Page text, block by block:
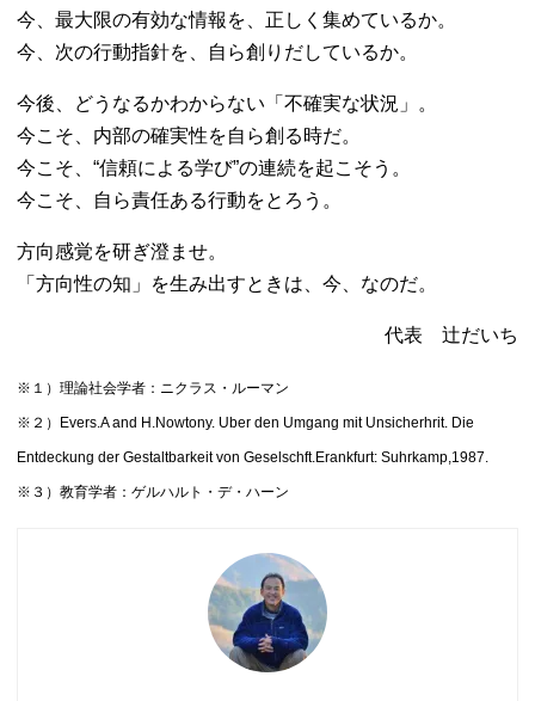
今、最大限の有効な情報を、正しく集めているか。
今、次の行動指針を、自ら創りだしているか。
今後、どうなるかわからない「不確実な状況」。
今こそ、内部の確実性を自ら創る時だ。
今こそ、“信頼による学び”の連続を起こそう。
今こそ、自ら責任ある行動をとろう。
方向感覚を研ぎ澄ませ。
「方向性の知」を生み出すときは、今、なのだ。
代表 辻だいち
※１）理論社会学者：ニクラス・ルーマン
※２）Evers.A and H.Nowtony. Uber den Umgang mit Unsicherhrit. Die
Entdeckung der Gestaltbarkeit von Geselschft.Erankfurt: Suhrkamp,1987.
※３）教育学者：ゲルハルト・デ・ハーン